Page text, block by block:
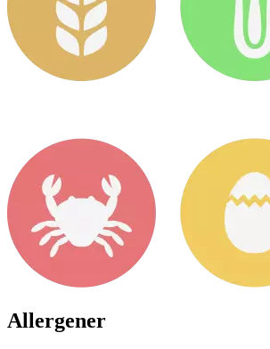
Allergener